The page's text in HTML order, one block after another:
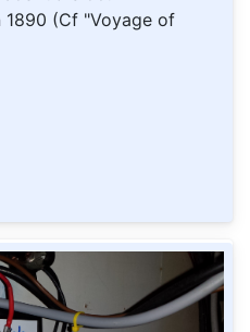
1890 (Cf "Voyage of